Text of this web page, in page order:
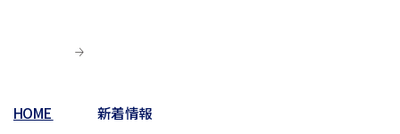
HOME 新着情報